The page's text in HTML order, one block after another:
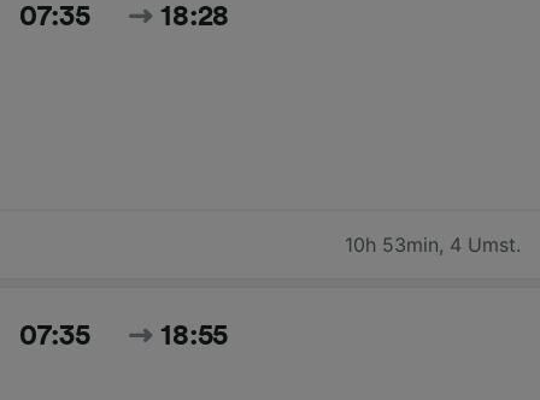
07:35 18:28
10h 53min, 4 Umst.
07:35 18:55